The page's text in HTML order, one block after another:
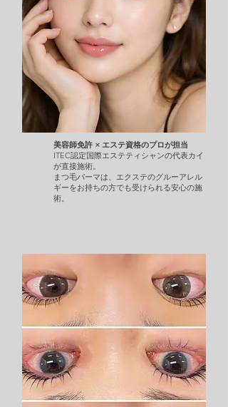
美容師免許 × エステ資格のプロが担当
ITEC認定国際エステティシャンの代表カイ
が直接施術。
まつ毛パーマは、エクステのグルーアレル
ギーをお持ちの方でも受けられる安心の施
術。